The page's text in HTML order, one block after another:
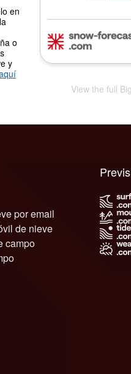
en
o
y
View the full
por email
de nieve
campo